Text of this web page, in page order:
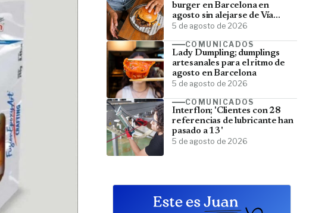
burger en Barcelona en
agosto sin alejarse de Vía
Laietana
5 de agosto de 2026
COMUNICADOS
Lady Dumpling; dumplings
artesanales para el ritmo de
agosto en Barcelona
5 de agosto de 2026
COMUNICADOS
Interflon; 'Clientes con 28
referencias de lubricante han
pasado a 13'
5 de agosto de 2026